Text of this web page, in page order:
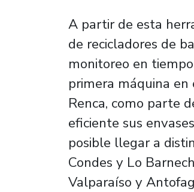
A partir de esta
de recicladores de
monitoreo en
primera máquina
Renca, como parte
eficiente sus
posible llegar a
Condes y Lo
Valparaíso y